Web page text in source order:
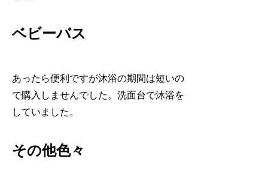
ベビーバス
あったら便利ですが沐浴の期間は短いの
で購入しませんでした。洗面台で沐浴を
していました。
その他色々